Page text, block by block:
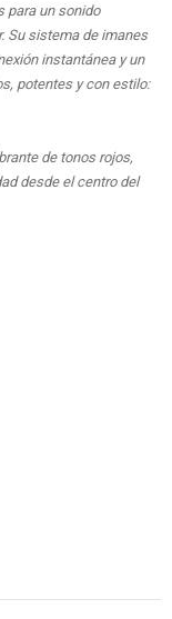
para un sonido
Su sistema de imanes
instantánea y un
potentes y con estilo:
de tonos rojos,
desde el centro del